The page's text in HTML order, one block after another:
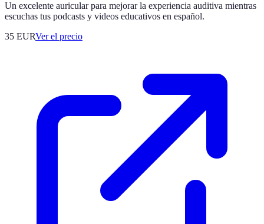
Un excelente auricular para mejorar la experiencia auditiva mientras
escuchas tus podcasts y videos educativos en español.
35 EURVer el precio